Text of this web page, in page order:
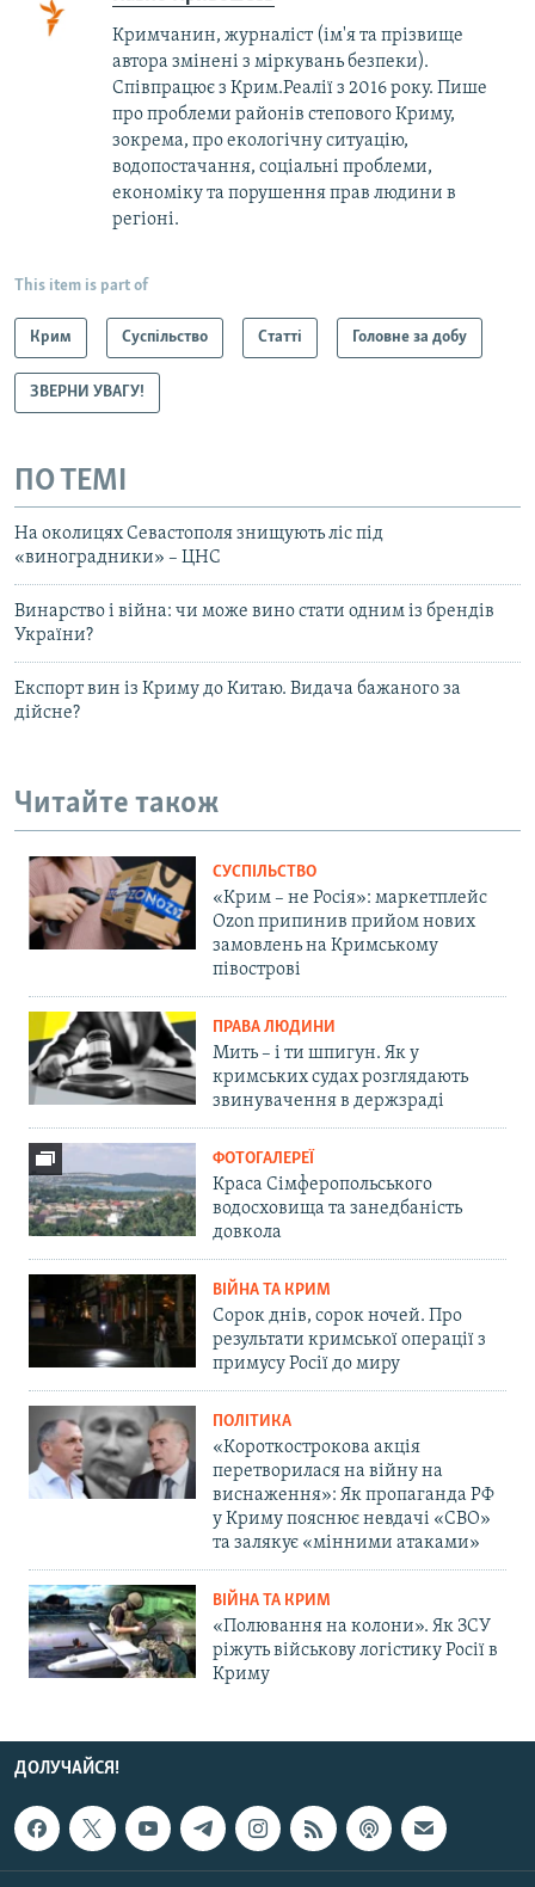
Кримчанин, журналіст (ім'я та прізвище
автора змінені з міркувань безпеки).
Співпрацює з Крим.Реалії з 2016 року. Пише
про проблеми районів степового Криму,
зокрема, про екологічну ситуацію,
водопостачання, соціальні проблеми,
економіку та порушення прав людини в
регіоні.
This item is part of
Крим Суспільство Статті Головне за добу
ЗВЕРНИ УВАГУ!
ПО ТЕМІ
На околицях Севастополя знищують ліс під
«виноградники» – ЦНС
Винарство і війна: чи може вино стати одним із брендів
України?
Експорт вин із Криму до Китаю. Видача бажаного за
дійсне?
Читайте також
СУСПІЛЬСТВО
«Крим – не Росія»: маркетплейс
Ozon припинив прийом нових
замовлень на Кримському
півострові
ПРАВА ЛЮДИНИ
Мить – і ти шпигун. Як у
кримських судах розглядають
звинувачення в держзраді
ФОТОГАЛЕРЕЇ
Краса Сімферопольського
водосховища та занедбаність
довкола
ВІЙНА ТА КРИМ
Сорок днів, сорок ночей. Про
результати кримської операції з
примусу Росії до миру
ПОЛІТИКА
«Короткострокова акція
перетворилася на війну на
виснаження»: Як пропаганда РФ
у Криму пояснює невдачі «СВО»
та залякує «мінними атаками»
ВІЙНА ТА КРИМ
«Полювання на колони». Як ЗСУ
ріжуть військову логістику Росії в
Криму
ДОЛУЧАЙСЯ!